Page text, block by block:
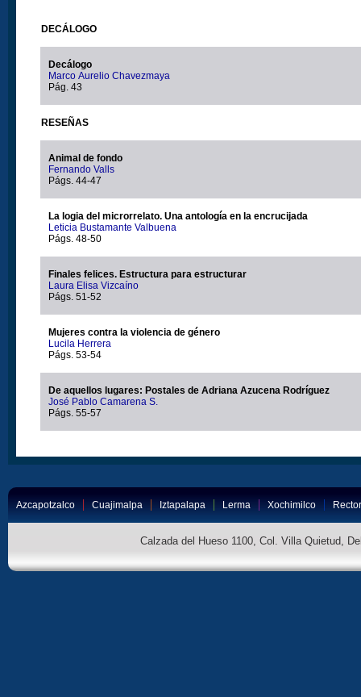
DECÁLOGO
Decálogo
Marco Aurelio Chavezmaya
Pág. 43
RESEÑAS
Animal de fondo
Fernando Valls
Págs. 44-47
La logia del microrrelato. Una antología en la encrucijada
Leticia Bustamante Valbuena
Págs. 48-50
Finales felices. Estructura para estructurar
Laura Elisa Vizcaíno
Págs. 51-52
Mujeres contra la violencia de género
Lucila Herrera
Págs. 53-54
De aquellos lugares: Postales de Adriana Azucena Rodríguez
José Pablo Camarena S.
Págs. 55-57
Azcapotzalco Cuajimalpa Iztapalapa Lerma Xochimilco
Calzada del Hueso 1100, Col. Villa Quietud,